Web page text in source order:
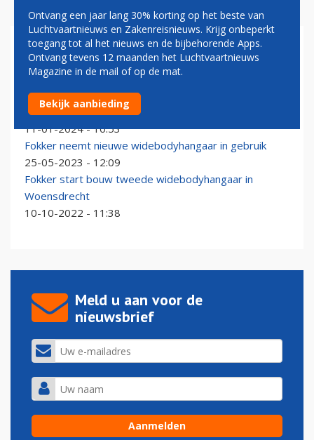
FOKKER SERVICES GROUP
Fokker Services Group bevestigt deelname aan Career
Experience 2024
11-01-2024 - 10:53
Fokker neemt nieuwe widebodyhangaar in gebruik
25-05-2023 - 12:09
Fokker start bouw tweede widebodyhangaar in
Woensdrecht
10-10-2022 - 11:38
Meld u aan voor de
nieuwsbrief
Ontvang een jaar lang 30% korting op het beste van
Luchtvaartnieuws en Zakenreisnieuws. Krijg onbeperkt
toegang tot al het nieuws en de bijbehorende Apps.
Ontvang tevens 12 maanden het Luchtvaartnieuws
Magazine in de mail of op de mat.
Bekijk aanbieding